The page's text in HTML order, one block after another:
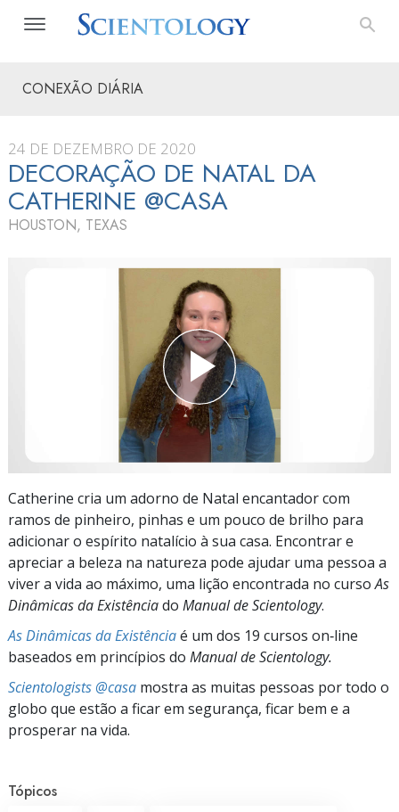
CONEXÃO DIÁRIA
24 DE DEZEMBRO DE 2020
DECORAÇÃO DE NATAL DA
CATHERINE @CASA
HOUSTON, TEXAS
Catherine cria um adorno de Natal encantador com
ramos de pinheiro, pinhas e um pouco de brilho para
adicionar o espírito natalício à sua casa. Encontrar e
apreciar a beleza na natureza pode ajudar uma pessoa a
viver a vida ao máximo, uma lição encontrada no cursoAs
Dinâmicas da Existênciado Manual de Scientology.
As Dinâmicas da Existênciaé um dos 19 cursos on‑line
baseados em princípios do Manual de Scientology.
Scientologists @casa mostra as muitas pessoas por todo o
globo que estão a ficar em segurança, ficar bem e a
prosperar na vida.
Tópicos